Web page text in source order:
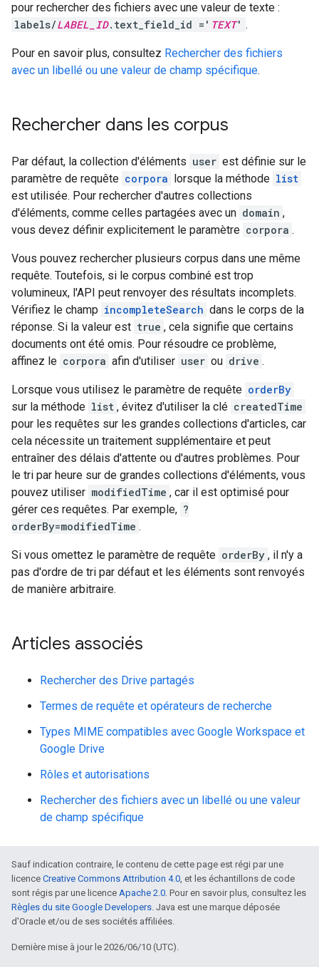
pour rechercher des fichiers avec une valeur de texte :
labels/LABEL_ID.text_field_id =' TEXT' .
Pour en savoir plus, consultez Rechercher des fichiers
avec un libellé ou une valeur de champ spécifique.
Rechercher dans les corpus
Par défaut, la collection d'éléments user est définie sur le
paramètre de requête corpora lorsque la méthode list
est utilisée. Pour rechercher d'autres collections
d'éléments, comme celles partagées avec un domain ,
vous devez définir explicitement le paramètre corpora .
Vous pouvez rechercher plusieurs corpus dans une même
requête. Toutefois, si le corpus combiné est trop
volumineux, l'API peut renvoyer des résultats incomplets.
Vérifiez le champ incompleteSearch dans le corps de la
réponse. Si la valeur est true , cela signifie que certains
documents ont été omis. Pour résoudre ce problème,
affinez le corpora afin d'utiliser user ou drive .
Lorsque vous utilisez le paramètre de requête orderBy
sur la méthode list , évitez d'utiliser la clé createdTime
pour les requêtes sur les grandes collections d'articles, car
cela nécessite un traitement supplémentaire et peut
entraîner des délais d'attente ou d'autres problèmes. Pour
le tri par heure sur de grandes collections d'éléments, vous
pouvez utiliser modifiedTime , car il est optimisé pour
gérer ces requêtes. Par exemple, ?
orderBy=modifiedTime .
Si vous omettez le paramètre de requête orderBy , il n'y a
pas d'ordre de tri par défaut et les éléments sont renvoyés
de manière arbitraire.
Articles associés
Rechercher des Drive partagés
Termes de requête et opérateurs de recherche
Types MIME compatibles avec Google Workspace et
Google Drive
Rôles et autorisations
Rechercher des fichiers avec un libellé ou une valeur
de champ spécifique
Sauf indication contraire, le contenu de cette page est régi par une
licence Creative Commons Attribution 4.0, et les échantillons de code
sont régis par une licence Apache 2.0. Pour en savoir plus, consultez les
Règles du site Google Developers. Java est une marque déposée
d'Oracle et/ou de ses sociétés affiliées.
Dernière mise à jour le 2026/06/10 (UTC).